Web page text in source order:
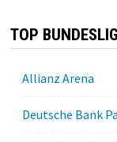
TOP
Allianz Arena
Deutsche Bank